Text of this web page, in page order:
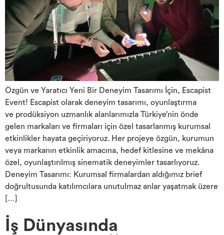
Özgün ve Yaratıcı Yeni Bir Deneyim Tasarımı İçin, Escapist
Event! Escapist olarak deneyim tasarımı, oyunlaştırma
ve prodüksiyon uzmanlık alanlarımızla Türkiye’nin önde
gelen markaları ve firmaları için özel tasarlanmış kurumsal
etkinlikler hayata geçiriyoruz. Her projeye özgün, kurumun
veya markanın etkinlik amacına, hedef kitlesine ve mekâna
özel, oyunlaştırılmış sinematik deneyimler tasarlıyoruz.
Deneyim Tasarımı: Kurumsal firmalardan aldığımız brief
doğrultusunda katılımcılara unutulmaz anlar yaşatmak üzere
[…]
İş Dünyasında